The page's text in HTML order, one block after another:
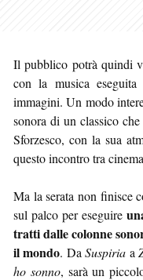
Il pubblico potrà quindi
con la musica
immagini. Un modo
sonora di un classico
Sforzesco, con la sua
questo incontro tra
Ma la serata non finisce
sul palco per eseguire
tratti dalle colonne
il mondo. DaSuspiria a
ho sonno, sarà un